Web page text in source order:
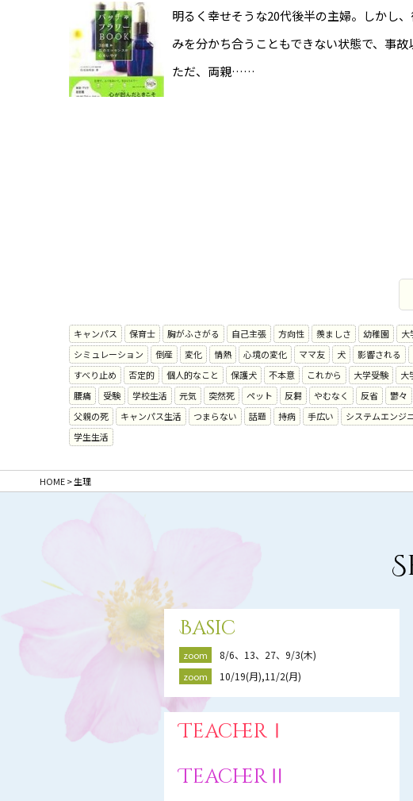
明るく幸せそうな20代後半の主婦。しかし
みを分かち合うこともできない状態で、事
ただ、両親……
キャンパス 保育士 胸がふさがる 自己主張 方向性 羨ましさ 幼稚園 大
シミュレーション
倒産 変化 情熱 心境の変化 ママ友 犬 影響される
すべり止め
否定的 個人的なこと 保護犬 不本意 これから 大学受験 大
腰痛
受験 学校生活 元気 突然死 ペット 反芻 やむなく 反省 鬱々
父親の死
キャンパス生活 つまらない 話題 持病 手広い システムエンジ
学生生活
HOME>生理
Basic
zoom 8/6、13、27、9/3(木)
zoom 10/19(月),11/2(月)
TeacherⅠ
TeacherⅡ